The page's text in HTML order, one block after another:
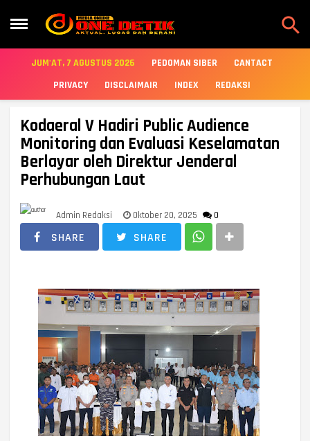

JUM'AT, 7 AGUSTUS 2026 PEDOMAN SIBER
CANTACT
PRIVACY
DISCLAIMAIR INDEX REDAKSI
Kodaeral V Hadiri Public Audience
Monitoring dan Evaluasi Keselamatan
Berlayar oleh Direktur Jenderal
Perhubungan Laut
Admin Redaksi Oktober 20, 2025 0
SHARE SHARE